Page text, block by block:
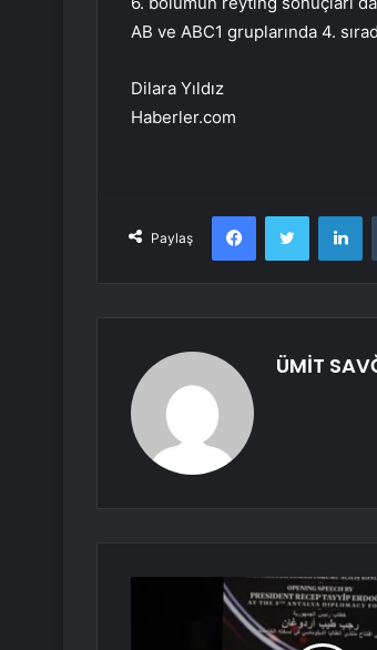
AB ve ABC1 gruplarında 4.
Dilara Yıldız
Haberler.com
Paylaş
FacebookTwitter
ÜMİT